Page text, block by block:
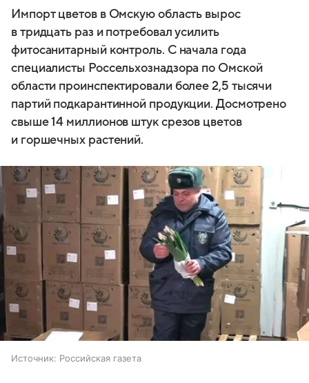
Импорт цветов в Омскую область вырос
в тридцать раз и потребовал усилить
фитосанитарный контроль. С начала года
специалисты Россельхознадзора по Омской
области проинспектировали более 2,5 тысячи
партий подкарантинной продукции. Досмотрено
свыше 14 миллионов штук срезов цветов
и горшечных растений.
Источник: Российская газета